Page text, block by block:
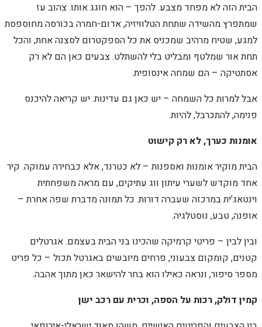
הבית הזה לא מפחד מצבע. להפך – הוא חוגג אותו. צהוב עז
שמתפרץ מהשידה שתחת הטלוויזיה, אדום-חמרה בכורסה מחוספסת
למגע, שטיח מרהיב שמכניס את כל הספקטרום לסצנה אחת, והכל
תחת אור שמלטף ומבליט בלי להשתלט. צבעים כאן הם לא רק
אסתטיקה – הם שמחה אינסופית.
אבל למרות כל השמחה – יש כאן גם עדינות. יש קריאה להיכנס
פנימה, להתכרבל, להיות.
אומנות כערך, לא רק קישוט
הבית מוקיר אומנות ואספנות – לא כטרנד, אלא כבחירה עמוקה. קיר
אחד מוקדש לשערי עיתון ווג עתיקים, עם מראה משפחתית
וינטאג’ית במרכזה שעברה דורות. כל תמונה מדברת שפה אחרת –
אופנה, טבע, נוסטלגיה.
ובין לבין – פריטי קרמיקה שהכינו בני הבית בעצמם. אגרטלים
קטנים, קומקום צבעוני, פרחים מיובשים באגרטל תכול – כל פריט
מספר סיפור, ונראה כאילו הוא בחר להישאר כאן מתוך אהבה.
קמין דולק, רכות על הספה, וכרית עם רכב ישן